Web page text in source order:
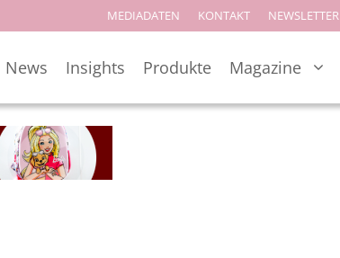
MEDIADATEN KONTAKT NEWSLETTER
News Insights Produkte Magazine